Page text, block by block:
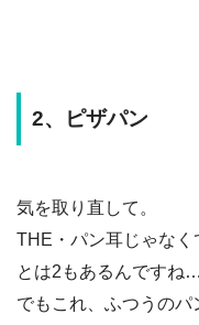
2、ピザパン
気を取り直して。
THE・パン耳じゃなく
とは2もあるんですね…
でもこれ、ふつうの